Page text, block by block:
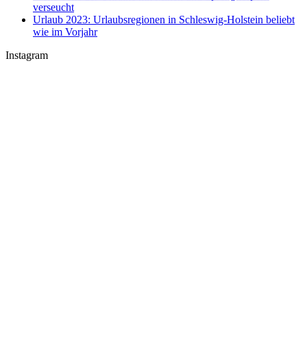
verseucht
Urlaub 2023: Urlaubsregionen in Schleswig-Holstein beliebt
wie im Vorjahr
Instagram